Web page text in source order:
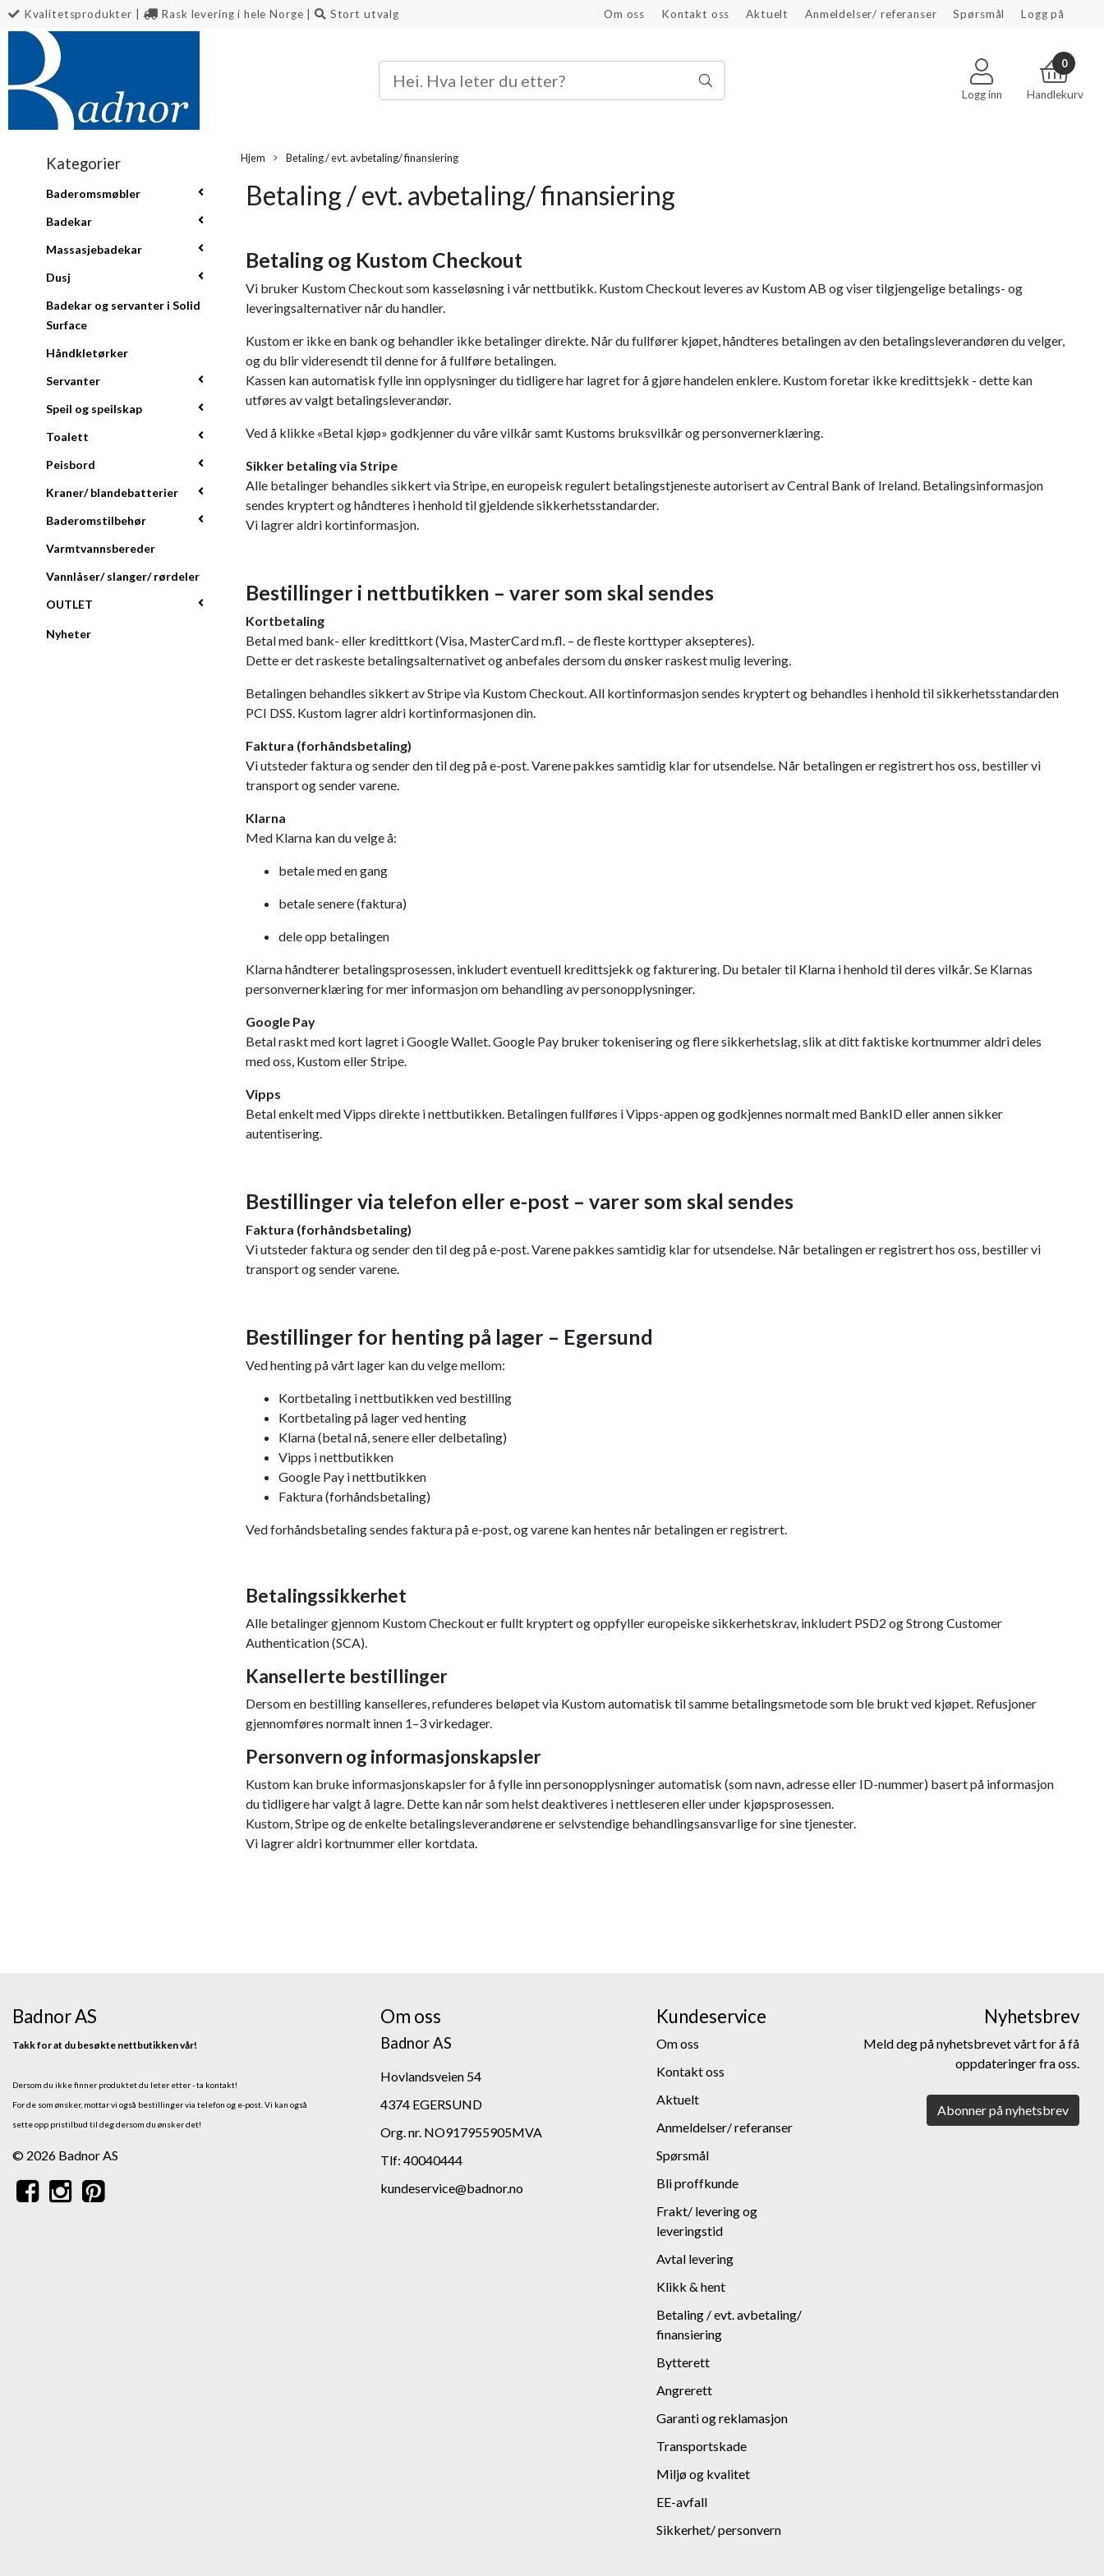
Kvalitetsprodukter Rask levering i hele Norge Stort utvalg Om oss Kontakt oss Aktuelt Anmeldelser/ referanser Spørsmål
Logg på
Logg inn
0
Handlekurv
Kategorier
Baderomsmøbler
Badekar
Massasjebadekar
Dusj
Badekar og servanter i Solid
Surface
Håndkletørker
Servanter
Speil og speilskap
Toalett
Peisbord
Kraner/ blandebatterier
Baderomstilbehør
Varmtvannsbereder
Vannlåser/ slanger/ rørdeler
OUTLET
Nyheter
Hjem Betaling / evt. avbetaling/ finansiering
Betaling / evt. avbetaling/ finansiering
Betaling og Kustom Checkout
Vi bruker Kustom Checkout som kasseløsning i vår nettbutikk. Kustom Checkout leveres av Kustom AB og viser tilgjengelige betalings- og
leveringsalternativer når du handler.
Kustom er ikke en bank og behandler ikke betalinger direkte. Når du fullfører kjøpet, håndteres betalingen av den betalingsleverandøren du velger,
og du blir videresendt til denne for å fullføre betalingen.
Kassen kan automatisk fylle inn opplysninger du tidligere har lagret for å gjøre handelen enklere. Kustom foretar ikke kredittsjekk - dette kan
utføres av valgt betalingsleverandør.
Ved å klikke «Betal kjøp» godkjenner du våre vilkår samt Kustoms bruksvilkår og personvernerklæring.
Sikker betaling via Stripe
Alle betalinger behandles sikkert via Stripe, en europeisk regulert betalingstjeneste autorisert av Central Bank of Ireland. Betalingsinformasjon
sendes kryptert og håndteres i henhold til gjeldende sikkerhetsstandarder.
Vi lagrer aldri kortinformasjon.
Bestillinger i nettbutikken – varer som skal sendes
Kortbetaling
Betal med bank- eller kredittkort (Visa, MasterCard m.fl. – de fleste korttyper aksepteres).
Dette er det raskeste betalingsalternativet og anbefales dersom du ønsker raskest mulig levering.
Betalingen behandles sikkert av Stripe via Kustom Checkout. All kortinformasjon sendes kryptert og behandles i henhold til sikkerhetsstandarden
PCI DSS. Kustom lagrer aldri kortinformasjonen din.
Faktura (forhåndsbetaling)
Vi utsteder faktura og sender den til deg på e-post. Varene pakkes samtidig klar for utsendelse. Når betalingen er registrert hos oss, bestiller vi
transport og sender varene.
Klarna
Med Klarna kan du velge å:
betale med en gang
betale senere (faktura)
dele opp betalingen
Klarna håndterer betalingsprosessen, inkludert eventuell kredittsjekk og fakturering. Du betaler til Klarna i henhold til deres vilkår. Se Klarnas
personvernerklæring for mer informasjon om behandling av personopplysninger.
Google Pay
Betal raskt med kort lagret i Google Wallet. Google Pay bruker tokenisering og flere sikkerhetslag, slik at ditt faktiske kortnummer aldri deles
med oss, Kustom eller Stripe.
Vipps
Betal enkelt med Vipps direkte i nettbutikken. Betalingen fullføres i Vipps-appen og godkjennes normalt med BankID eller annen sikker
autentisering.
Bestillinger via telefon eller e-post – varer som skal sendes
Faktura (forhåndsbetaling)
Vi utsteder faktura og sender den til deg på e-post. Varene pakkes samtidig klar for utsendelse. Når betalingen er registrert hos oss, bestiller vi
transport og sender varene.
Bestillinger for henting på lager – Egersund
Ved henting på vårt lager kan du velge mellom:
Kortbetaling i nettbutikken ved bestilling
Kortbetaling på lager ved henting
Klarna (betal nå, senere eller delbetaling)
Vipps i nettbutikken
Google Pay i nettbutikken
Faktura (forhåndsbetaling)
Ved forhåndsbetaling sendes faktura på e-post, og varene kan hentes når betalingen er registrert.
Betalingssikkerhet
Alle betalinger gjennom Kustom Checkout er fullt kryptert og oppfyller europeiske sikkerhetskrav, inkludert PSD2 og Strong Customer
Authentication (SCA).
Kansellerte bestillinger
Dersom en bestilling kanselleres, refunderes beløpet via Kustom automatisk til samme betalingsmetode som ble brukt ved kjøpet. Refusjoner
gjennomføres normalt innen 1–3 virkedager.
Personvern og informasjonskapsler
Kustom kan bruke informasjonskapsler for å fylle inn personopplysninger automatisk (som navn, adresse eller ID-nummer) basert på informasjon
du tidligere har valgt å lagre. Dette kan når som helst deaktiveres i nettleseren eller under kjøpsprosessen.
Kustom, Stripe og de enkelte betalingsleverandørene er selvstendige behandlingsansvarlige for sine tjenester.
Vi lagrer aldri kortnummer eller kortdata.
Badnor AS
Takk for at du besøkte nettbutikken vår!
Dersom du ikke finner produktet du leter etter - ta kontakt!
For de som ønsker, mottar vi også bestillinger via telefon og e-post. Vi kan også
sette opp pristilbud til deg dersom du ønsker det!
© 2026 Badnor AS
Om oss
Badnor AS
Hovlandsveien 54
4374 EGERSUND
Org. nr. NO917955905MVA
Tlf: 40040444
kundeservice@badnor.no
Kundeservice
Om oss
Kontakt oss
Aktuelt
Anmeldelser/ referanser
Spørsmål
Bli proffkunde
Frakt/ levering og
leveringstid
Avtal levering
Klikk & hent
Betaling / evt. avbetaling/
finansiering
Bytterett
Angrerett
Garanti og reklamasjon
Transportskade
Miljø og kvalitet
EE-avfall
Sikkerhet/ personvern
Nyhetsbrev
Meld deg på nyhetsbrevet vårt for å få
oppdateringer fra oss.
Abonner på nyhetsbrev